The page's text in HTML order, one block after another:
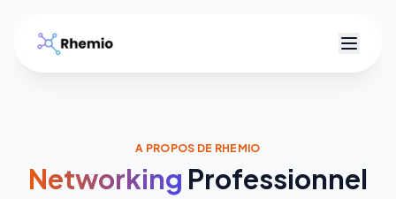
R
A PROPOS DE RHEMIO
Networking Professionnel